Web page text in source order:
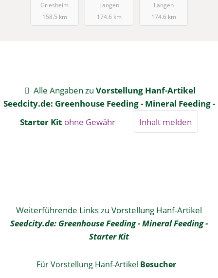
CBD-Mundöl
Griesheim
158.5 km
Langen
174.6 km
Langen
174.6 km
Alle Angaben zu Vorstellung Hanf-Artikel
Seedcity.de: Greenhouse Feeding - Mineral Feeding -
Starter Kit ohne Gewähr Inhalt melden
Weiterführende Links zu Vorstellung Hanf-Artikel
Seedcity.de: Greenhouse Feeding - Mineral Feeding -
Starter Kit
Für Vorstellung Hanf-Artikel Besucher